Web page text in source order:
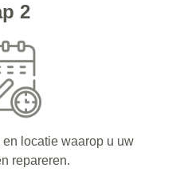
2
locatie waarop u uw
repareren.